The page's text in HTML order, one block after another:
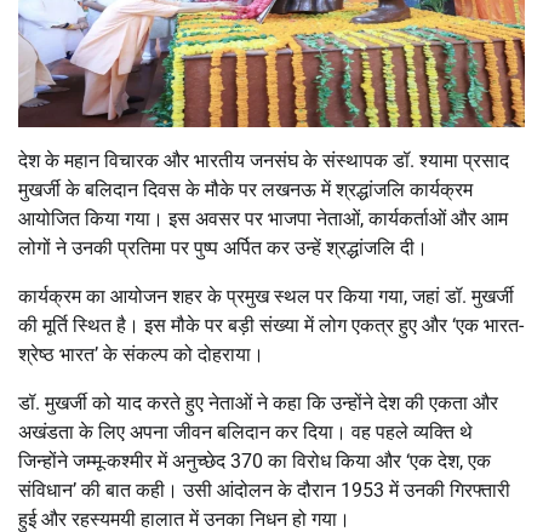
देश के महान विचारक और भारतीय जनसंघ के संस्थापक डॉ. श्यामा प्रसाद
मुखर्जी के बलिदान दिवस के मौके पर लखनऊ में श्रद्धांजलि कार्यक्रम
आयोजित किया गया। इस अवसर पर भाजपा नेताओं, कार्यकर्ताओं और आम
लोगों ने उनकी प्रतिमा पर पुष्प अर्पित कर उन्हें श्रद्धांजलि दी।
कार्यक्रम का आयोजन शहर के प्रमुख स्थल पर किया गया, जहां डॉ. मुखर्जी
की मूर्ति स्थित है। इस मौके पर बड़ी संख्या में लोग एकत्र हुए और ‘एक भारत-
श्रेष्ठ भारत’ के संकल्प को दोहराया।
डॉ. मुखर्जी को याद करते हुए नेताओं ने कहा कि उन्होंने देश की एकता और
अखंडता के लिए अपना जीवन बलिदान कर दिया। वह पहले व्यक्ति थे
जिन्होंने जम्मू-कश्मीर में अनुच्छेद 370 का विरोध किया और ‘एक देश, एक
संविधान’ की बात कही। उसी आंदोलन के दौरान 1953 में उनकी गिरफ्तारी
हुई और रहस्यमयी हालात में उनका निधन हो गया।